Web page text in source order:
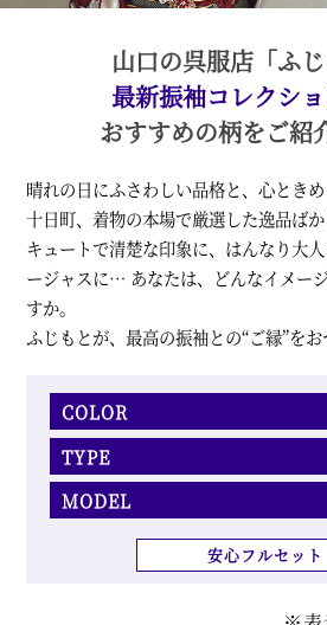
山口の呉服店「ふ
最新振袖コレクシ
おすすめの柄をご紹
晴れの日にふさわしい品格と、心ときめ
十日町、着物の本場で厳選した逸品ばか
キュートで清楚な印象に、はんなり大
ージャスに… あなたは、どんなイメー
すか。
ふじもとが、最高の振袖との“ご縁”をお
COLOR
TYPE
MODEL
安心フルセット